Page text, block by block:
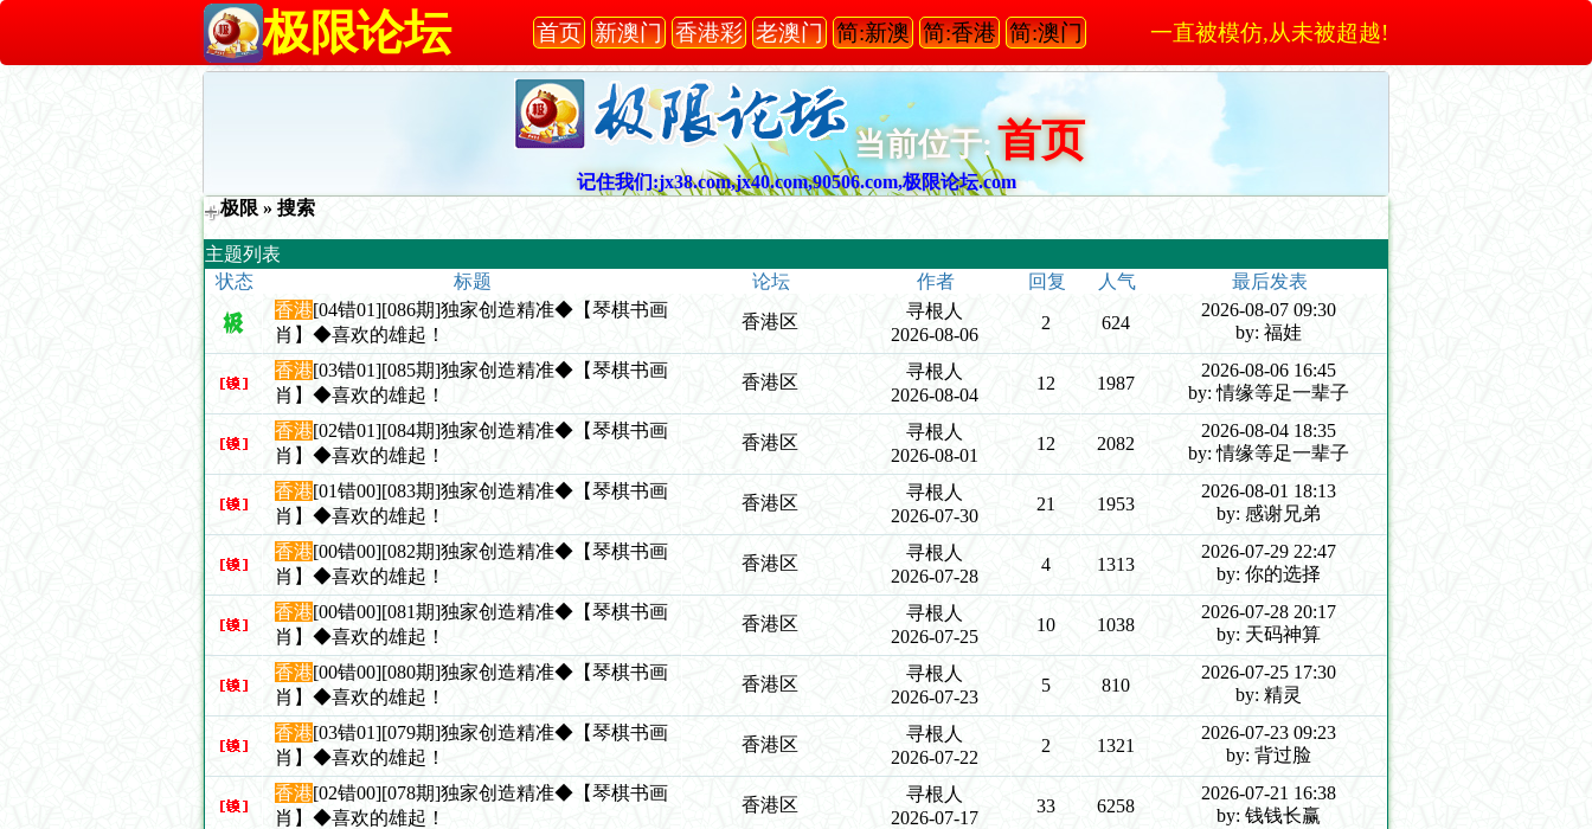
极限论坛 首页 新澳门 香港彩 老澳门 简:新澳 简:香港 简:澳门 一直被模仿,从未被超越!
当前位于: 首页
记住我们:jx38.com,jx40.com,90506.com,极限论坛.com
极限 » 搜索
主题列表
状态
标题 论坛 作者 回复 人气
最后发表
香港[04错01][086期]独家创造精准◆【琴棋书画
肖】◆喜欢的雄起！
香港区
寻根人
2026-08-06
2 624
2026-08-07 09:30
by: 福娃
香港[03错01][085期]独家创造精准◆【琴棋书画
肖】◆喜欢的雄起！
香港区
寻根人
2026-08-04
12 1987
2026-08-06 16:45
by: 情缘等足一辈子
香港[02错01][084期]独家创造精准◆【琴棋书画
肖】◆喜欢的雄起！
香港区
寻根人
2026-08-01
12 2082
2026-08-04 18:35
by: 情缘等足一辈子
香港[01错00][083期]独家创造精准◆【琴棋书画
肖】◆喜欢的雄起！
香港区
寻根人
2026-07-30
21 1953
2026-08-01 18:13
by: 感谢兄弟
香港[00错00][082期]独家创造精准◆【琴棋书画
肖】◆喜欢的雄起！
香港区
寻根人
2026-07-28
4 1313
2026-07-29 22:47
by: 你的选择
香港[00错00][081期]独家创造精准◆【琴棋书画
肖】◆喜欢的雄起！
香港区
寻根人
2026-07-25
10 1038
2026-07-28 20:17
by: 天码神算
香港[00错00][080期]独家创造精准◆【琴棋书画
肖】◆喜欢的雄起！
香港区
寻根人
2026-07-23
5 810
2026-07-25 17:30
by: 精灵
香港[03错01][079期]独家创造精准◆【琴棋书画
肖】◆喜欢的雄起！
香港区
寻根人
2026-07-22
2 1321
2026-07-23 09:23
by: 背过脸
香港[02错00][078期]独家创造精准◆【琴棋书画
肖】◆喜欢的雄起！
香港区
寻根人
2026-07-17
33 6258
2026-07-21 16:38
by: 钱钱长赢